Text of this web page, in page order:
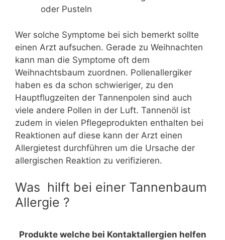
oder Pusteln
Wer solche Symptome bei sich bemerkt sollte
einen Arzt aufsuchen. Gerade zu Weihnachten
kann man die Symptome oft dem
Weihnachtsbaum zuordnen. Pollenallergiker
haben es da schon schwieriger, zu den
Hauptflugzeiten der Tannenpolen sind auch
viele andere Pollen in der Luft. Tannenöl ist
zudem in vielen Pflegeprodukten enthalten bei
Reaktionen auf diese kann der Arzt einen
Allergietest durchführen um die Ursache der
allergischen Reaktion zu verifizieren.
Was hilft bei einer Tannenbaum
Allergie ?
Produkte welche bei Kontaktallergien helfen